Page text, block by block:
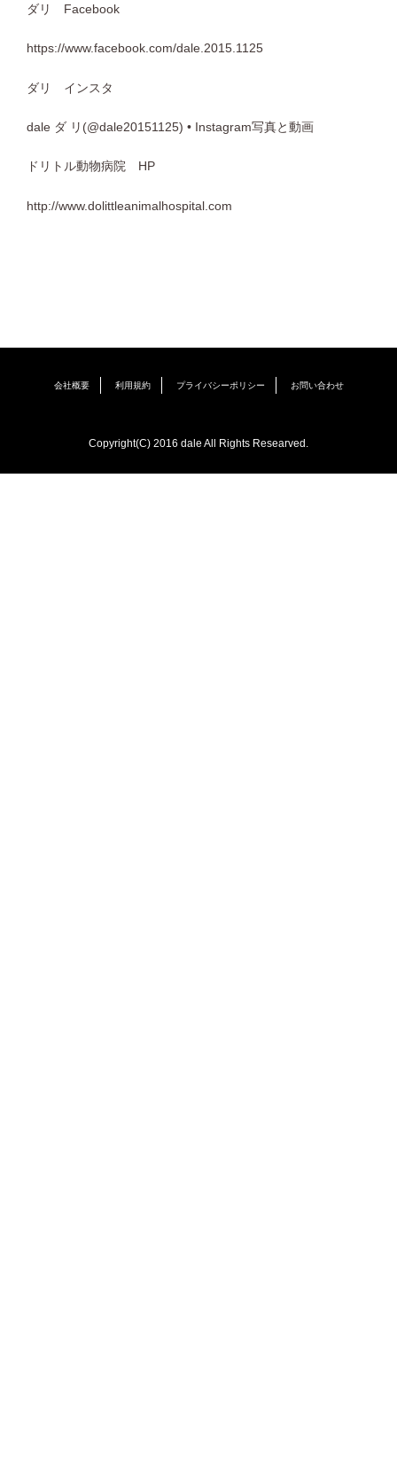
ダリ Facebook
https://www.facebook.com/dale.2015.1125
ダリ インスタ
dale ダ リ(@dale20151125) • Instagram写真と動画
ドリトル動物病院 HP
http://www.dolittleanimalhospital.com
会社概要 利用規約 プライバシーポリシー お問い合わせ
Copyright(C) 2016 dale All Rights Researved.